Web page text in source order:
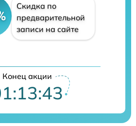
Скидка по
предварительной
записи на сайте
Конец акции